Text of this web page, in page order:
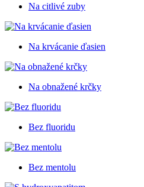
Na citlivé zuby
Na krvácanie ďasien
Na obnažené krčky
Bez fluoridu
Bez mentolu